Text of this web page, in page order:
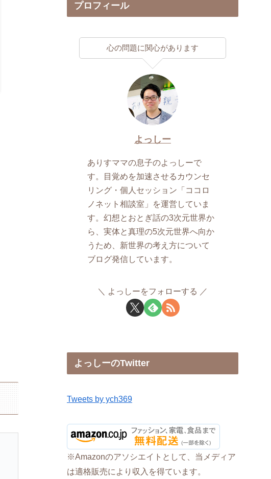
プロフィール
心の問題に関心があります
よっしー
ありすママの息子のよっしーで
す。目覚めを加速させるカウンセ
リング・個人セッション「ココロ
ノネット相談室」を運営していま
す。幻想とおとぎ話の3次元世界か
ら、実体と真理の5次元世界へ向か
うため、新世界の考え方について
ブログ発信しています。
よっしーをフォローする
よっしーのTwitter
Tweets by ych369
※Amazonのアソシエイトとして、当メディア
は適格販売により収入を得ています。